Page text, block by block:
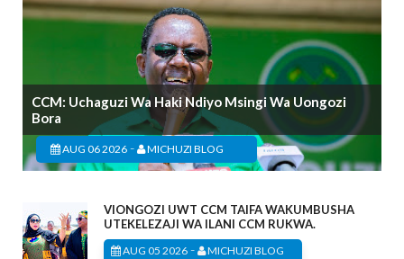
CCM: Uchaguzi Wa Haki Ndiyo Msingi Wa Uongozi
Bora
AUG 06 2026 - MICHUZI BLOG
VIONGOZI UWT CCM TAIFA WAKUMBUSHA
UTEKELEZAJI WA ILANI CCM RUKWA.
AUG 05 2026 - MICHUZI BLOG